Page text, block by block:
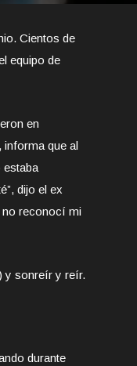
Cientos de
equipo de
en
informa que al
estaba
dijo el ex
no reconocí mi
y sonreír y reír.
durante